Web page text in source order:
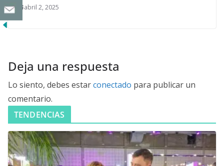
abril 2, 2025
Deja una respuesta
Lo siento, debes estarconectado para publicar un
comentario.
TENDENCIAS